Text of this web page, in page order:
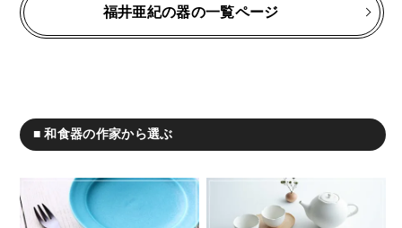
福井亜紀の器の一覧ページ
■ 和食器の作家から選ぶ